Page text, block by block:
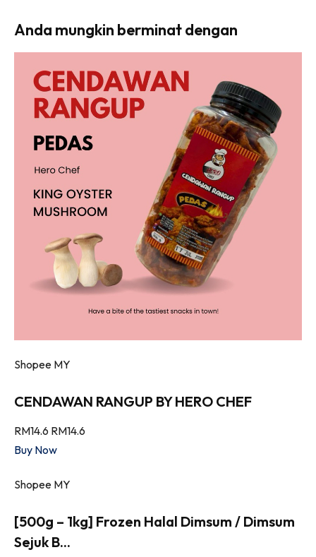
Anda mungkin berminat dengan
Shopee MY
CENDAWAN RANGUP BY HERO CHEF
RM14.6 RM14.6
Buy Now
Shopee MY
[500g – 1kg] Frozen Halal Dimsum / Dimsum
Sejuk B...